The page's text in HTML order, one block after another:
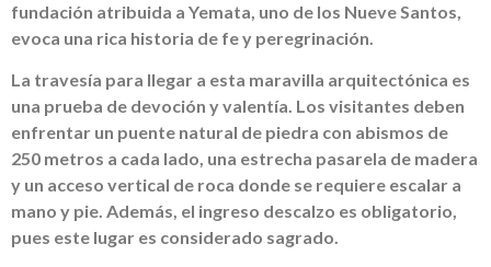
fundación atribuida a Yemata, uno de los Nueve Santos,
evoca una rica historia de fe y peregrinación.
La travesía para llegar a esta maravilla arquitectónica es
una prueba de devoción y valentía. Los visitantes deben
enfrentar un puente natural de piedra con abismos de
250 metros a cada lado, una estrecha pasarela de madera
y un acceso vertical de roca donde se requiere escalar a
mano y pie. Además, el ingreso descalzo es obligatorio,
pues este lugar es considerado sagrado.